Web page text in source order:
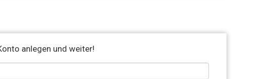
anlegen und weiter!